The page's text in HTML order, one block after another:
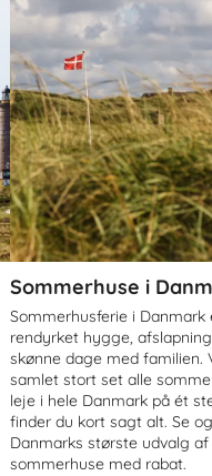
Sommerhuse i
Sommerhusferie i Danmark
rendyrket hygge,
skønne dage med familien.
samlet stort set alle
leje i hele Danmark på ét
finder du kort sagt alt. Se
Danmarks største udvalg af
sommerhuse med rabat.